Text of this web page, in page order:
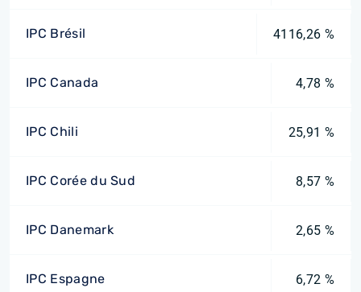
IPC Brésil 4116,26 %
IPC Canada 4,78 %
IPC Chili 25,91 %
IPC Corée du Sud 8,57 %
IPC Danemark 2,65 %
IPC Espagne 6,72 %